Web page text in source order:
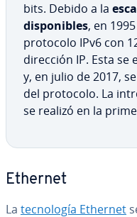
bits. Debido a la
di­s­po­ni­bles, en
protocolo IPv6 con
dirección IP. Esta se
y, en julio de 2017,
del protocolo. La
se realizó en la
Ethernet
La te­c­no­lo­gía Ethernet